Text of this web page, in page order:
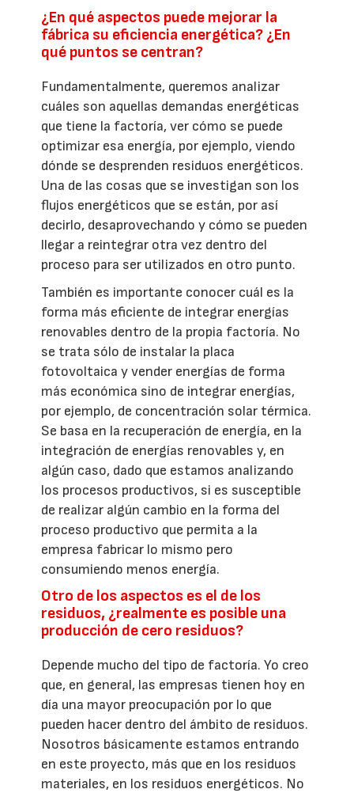
¿En qué aspectos puede mejorar la
fábrica su eficiencia energética? ¿En
qué puntos se centran?
Fundamentalmente, queremos analizar
cuáles son aquellas demandas energéticas
que tiene la factoría, ver cómo se puede
optimizar esa energía, por ejemplo, viendo
dónde se desprenden residuos energéticos.
Una de las cosas que se investigan son los
flujos energéticos que se están, por así
decirlo, desaprovechando y cómo se pueden
llegar a reintegrar otra vez dentro del
proceso para ser utilizados en otro punto.
También es importante conocer cuál es la
forma más eficiente de integrar energías
renovables dentro de la propia factoría. No
se trata sólo de instalar la placa
fotovoltaica y vender energías de forma
más económica sino de integrar energías,
por ejemplo, de concentración solar térmica.
Se basa en la recuperación de energía, en la
integración de energías renovables y, en
algún caso, dado que estamos analizando
los procesos productivos, si es susceptible
de realizar algún cambio en la forma del
proceso productivo que permita a la
empresa fabricar lo mismo pero
consumiendo menos energía.
Otro de los aspectos es el de los
residuos, ¿realmente es posible una
producción de cero residuos?
Depende mucho del tipo de factoría. Yo creo
que, en general, las empresas tienen hoy en
día una mayor preocupación por lo que
pueden hacer dentro del ámbito de residuos.
Nosotros básicamente estamos entrando
en este proyecto, más que en los residuos
materiales, en los residuos energéticos. No